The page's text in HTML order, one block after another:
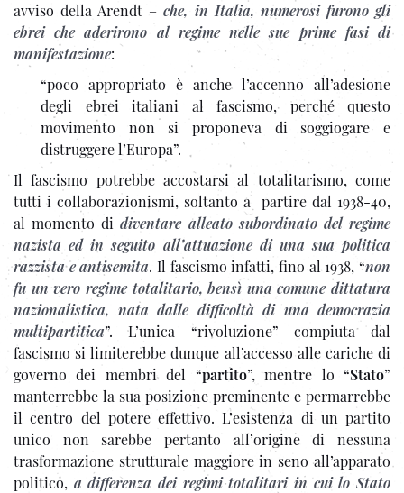
avviso della Arendt –che, in Italia, numerosi furono gli
ebrei che aderirono al regime nelle sue prime fasi di
manifestazione:
“poco appropriato è anche l’accenno all’adesione
degli ebrei italiani al fascismo, perché questo
movimento non si proponeva di soggiogare e
distruggere l’Europa”.
Il fascismo potrebbe accostarsi al totalitarismo, come
tutti i collaborazionismi, soltanto a partire dal 1938-40,
al momento didiventare alleato subordinato del regime
nazista ed in seguito all’attuazione di una sua politica
razzista e antisemita. Il fascismo infatti, fino al 1938, “non
fu un vero regime totalitario, bensì una comune dittatura
nazionalistica, nata dalle difficoltà di una democrazia
multipartitica”. L’unica “rivoluzione” compiuta dal
fascismo si limiterebbe dunque all’accesso alle cariche di
governo dei membri del “partito”, mentre lo “Stato”
manterrebbe la sua posizione preminente e permarrebbe
il centro del potere effettivo. L’esistenza di un partito
unico non sarebbe pertanto all’origine di nessuna
trasformazione strutturale maggiore in seno all’apparato
politico, a differenza dei regimi totalitari in cui lo Stato